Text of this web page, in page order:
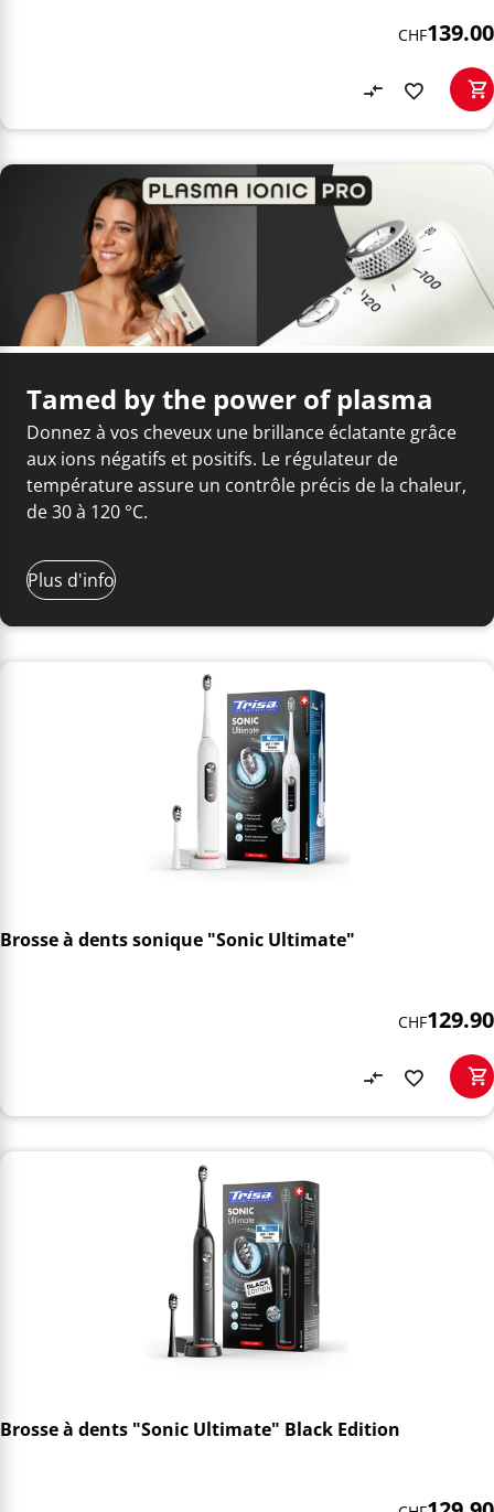
CHF139.00
Tamed by the power of plasma
Donnez à vos cheveux une brillance éclatante grâce
aux ions négatifs et positifs. Le régulateur de
température assure un contrôle précis de la chaleur,
de 30 à 120 °C.
Plus d'info
Brosse à dents sonique "Sonic Ultimate"
CHF129.90
Brosse à dents "Sonic Ultimate" Black Edition